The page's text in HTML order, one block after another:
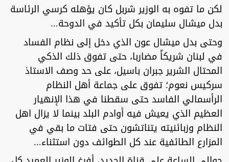
لكن ما تفوه به الوزير شربل كان يؤهله كرسي الرئاسة
بدل ميشال سليمان بكل تأكيد في الدوحة...
وحتى بدل ميشال عون الذي دخل إلى نظام الفساد
في لبنان شريكاً مضاربا، حتى تفوق ذلك الذكي
المحتال الشرير جبران باسيل، على حد وصف الاستاذ
سركيس نعوم؛ تفوق على جماعة أهل النظام
الرأسمالي الفاسد حتى سقطنا في هذا الإنهيار
العظيم الذي يعيش فيه أوادم البلد بينما لا يزال اهل
النظام وزبائنيته يتناتشون حتى فتات ما بقي في
المزارع الطائفية عند كل الطوائف دون استثناء...